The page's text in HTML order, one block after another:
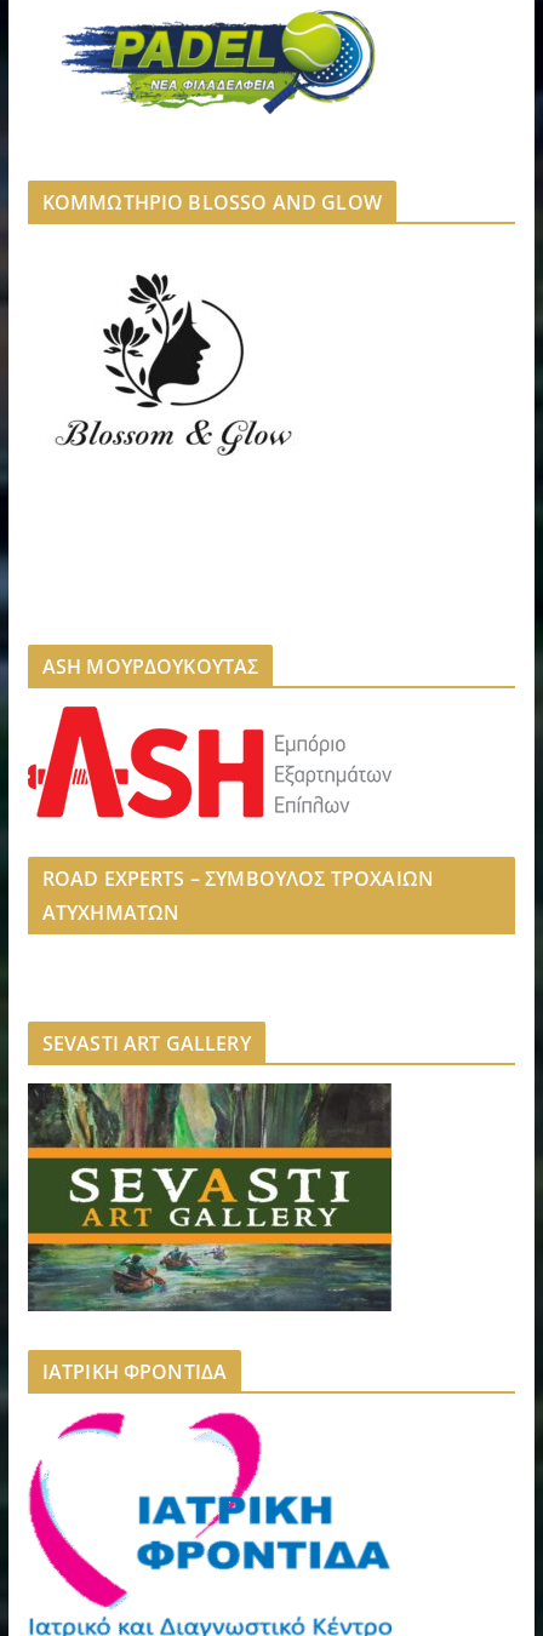
ΚΟΜΜΩΤΗΡΙΟ BLOSSO AND GLOW
ASH ΜΟΥΡΔΟΥΚΟΥΤΑΣ
ROAD EXPERTS – ΣΥΜΒΟΥΛΟΣ ΤΡΟΧΑΙΩΝ
ΑΤΥΧΗΜΑΤΩΝ
SEVASTI ART GALLERY
ΙΑΤΡΙΚΗ ΦΡΟΝΤΙΔΑ